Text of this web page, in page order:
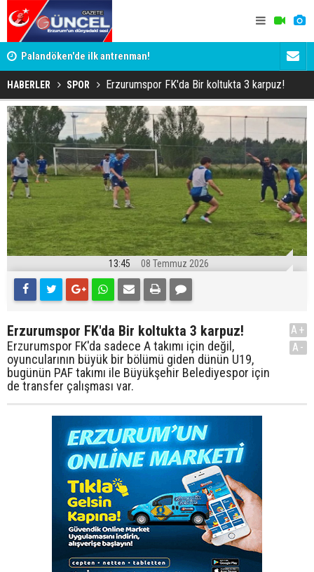
Palandöken'de ilk antrenman! Kaptan
HABERLER SPOR Erzurumspor FK'da Bir koltukta 3 karpuz!
13:45 08 Temmuz 2026
Erzurumspor FK'da Bir koltukta 3 karpuz!
Erzurumspor FK'da sadece A takımı için değil,
oyuncularının büyük bir bölümü giden dünün U19,
bugünün PAF takımı ile Büyükşehir Belediyespor için
de transfer çalışması var.
A+
A-